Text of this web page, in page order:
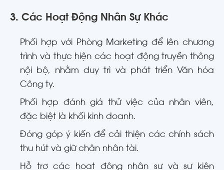
3. Các Hoạt Động Nhân Sự Khác
Phối hợp với Phòng Marketing để lên chương
trình và thực hiện các hoạt động truyền thông
nội bộ, nhằm duy trì và phát triển Văn hóa
Công ty.
Phối hợp đánh giá thử việc của nhân viên,
đặc biệt là khối kinh doanh.
Đóng góp ý kiến để cải thiện các chính sách
thu hút và giữ chân nhân tài.
Hỗ trợ các hoạt động nhân sự và sự kiện